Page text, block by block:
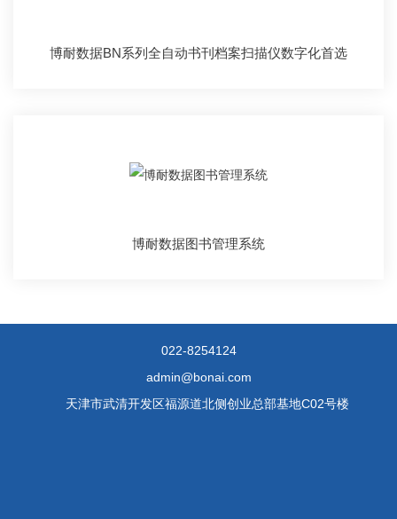
博耐数据BN系列全自动书刊档案扫描仪数字化首选
博耐数据图书管理系统
022-8254124
admin@bonai.com
天津市武清开发区福源道北侧创业总部基地C02号楼